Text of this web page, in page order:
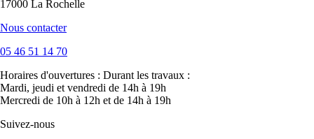
17000 La Rochelle
Nous contacter
05 46 51 14 70
Horaires d'ouvertures : Durant les travaux :
Mardi, jeudi et vendredi de 14h à 19h
Mercredi de 10h à 12h et de 14h à 19h
Suivez-nous